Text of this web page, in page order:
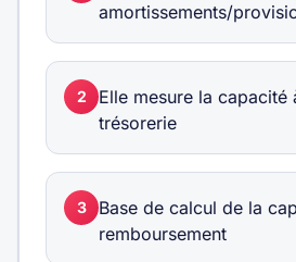
amortissements/
2
Elle mesure la capacité
trésorerie
3
Base de calcul de la
remboursement